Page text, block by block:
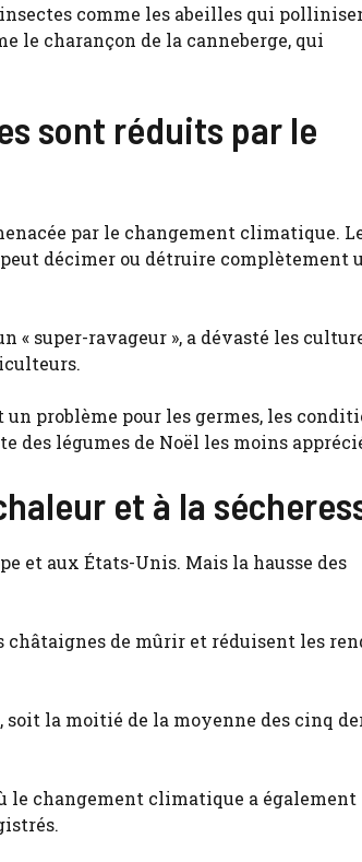
comme les abeilles qui
le charançon de la canneberge, qui
sont réduits par le
par le changement climatique.
décimer ou détruire complètement
« super-ravageur », a dévasté les
problème pour les germes, les
légumes de Noël les moins
et à la
et aux États-Unis. Mais la hausse des
châtaignes de mûrir et réduisent les
soit la moitié de la moyenne des cinq
le changement climatique a également